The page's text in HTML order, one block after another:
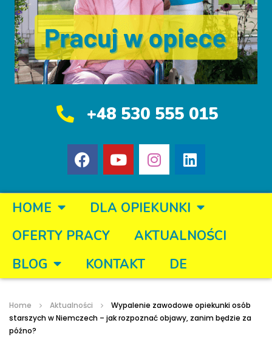
+48 530 555 015
HOME
DLA OPIEKUNKI
OFERTY PRACY
AKTUALNOŚCI
BLOG
KONTAKT DE
Home Aktualności
Wypalenie zawodowe opiekunki osób
starszych w Niemczech – jak rozpoznać objawy, zanim będzie za
późno?